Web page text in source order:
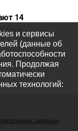
14
в
и сервисы
(данные об
Продолжая
технологий:
данных